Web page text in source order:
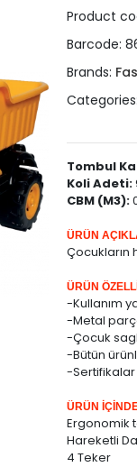
Product
Barcode:
Brands:
Categories:
Tombul
Koli Adeti:
CBM (M3):
ÜRÜN
ÜRÜN
-Kullanım
-Metal
-Çocuk
-Bütün
-
ÜRÜN
Ergonomik
Hareketli
4 Teker